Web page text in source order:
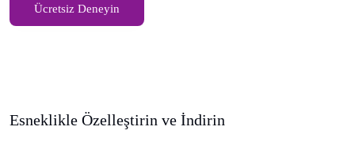
Ücretsiz Deneyin
Esneklikle Özelleştirin ve İndirin